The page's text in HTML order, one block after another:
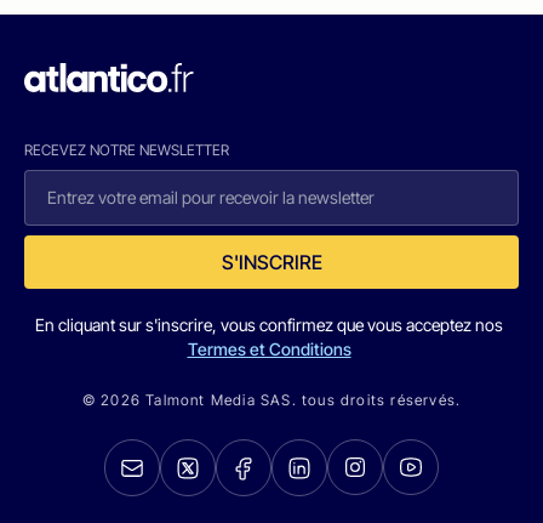
RECEVEZ NOTRE NEWSLETTER
S'INSCRIRE
En cliquant sur s'inscrire, vous confirmez que vous acceptez nos
Termes et Conditions
© 2026 Talmont Media SAS. tous droits réservés.